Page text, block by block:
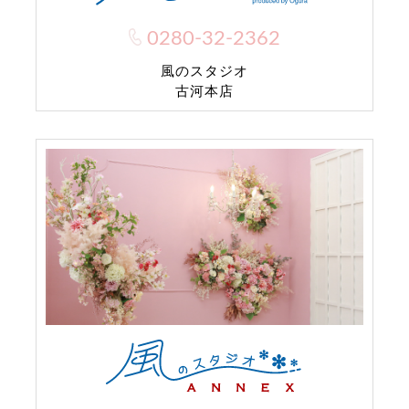
0280-32-2362
風のスタジオ
古河本店